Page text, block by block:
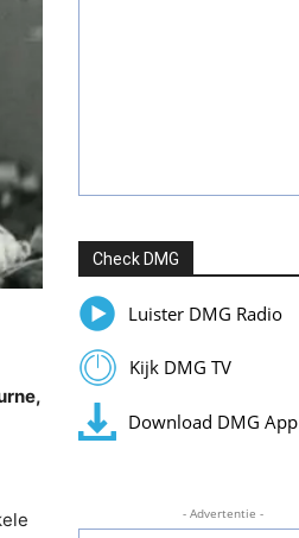
Check DMG
Luister DMG Radio
Kijk DMG TV
Download DMG App
- Advertentie -